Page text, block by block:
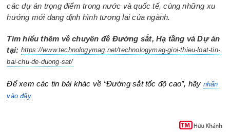
các dự án trọng điểm trong nước và quốc tế, cùng những xu
hướng mới đang định hình tương lai của ngành.
Tìm hiểu thêm về chuyên đề Đường sắt, Hạ tầng và Dự án
tại: https://www.technologymag.net/technologymag-gioi-thieu-loat-tin-
bai-chu-de-duong-sat/
Để xem các tin bài khác về “Đường sắt tốc độ cao”, hãy nhấn
vào đây.